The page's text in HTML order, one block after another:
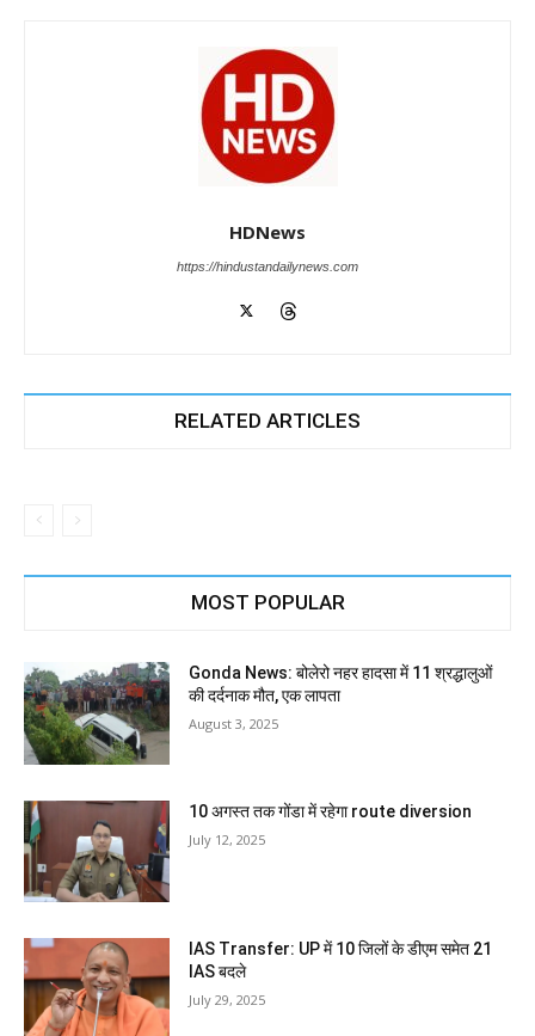
HDNews
https://hindustandailynews.com
RELATED ARTICLES
MOST POPULAR
Gonda News: बोलेरो नहर हादसा में 11 श्रद्धालुओं
की दर्दनाक मौत, एक लापता
August 3, 2025
10 अगस्त तक गोंडा में रहेगा route diversion
July 12, 2025
IAS Transfer: UP में 10 जिलों के डीएम समेत 21
IAS बदले
July 29, 2025